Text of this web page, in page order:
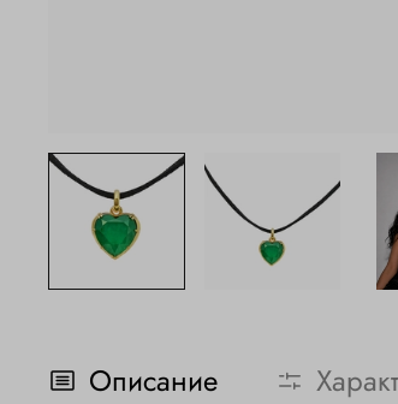
Описание